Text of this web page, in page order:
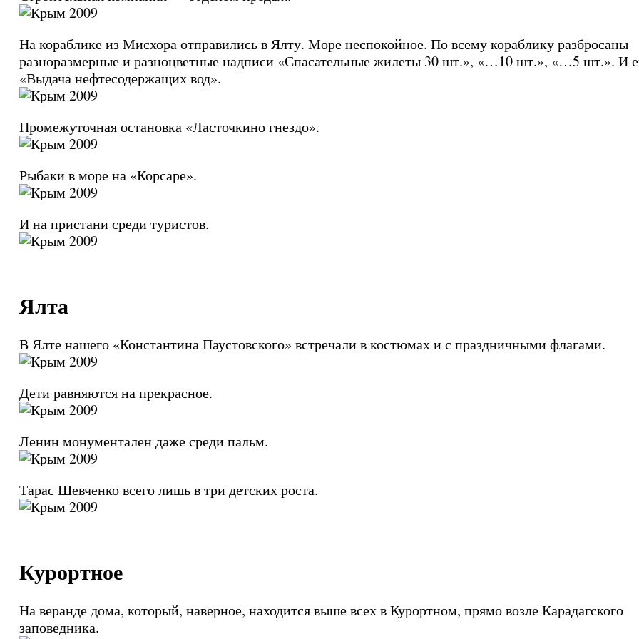
На кораблике из Мисхора отправились в Ялту. Море неспокойное. По всему кораблику разбросаны
разноразмерные и разноцветные надписи «Спасательные жилеты 30 шт.», «…10 шт.», «…5 шт.». И
«Выдача нефтесодержащих вод».
Промежуточная остановка «Ласточкино гнездо».
Рыбаки в море на «Корсаре».
И на пристани среди туристов.
Ялта
В Ялте нашего «Константина Паустовского» встречали в костюмах и с праздничными флагами.
Дети равняются на прекрасное.
Ленин монументален даже среди пальм.
Тарас Шевченко всего лишь в три детских роста.
Курортное
На веранде дома, который, наверное, находится выше всех в Курортном, прямо возле Карадагского
заповедника.